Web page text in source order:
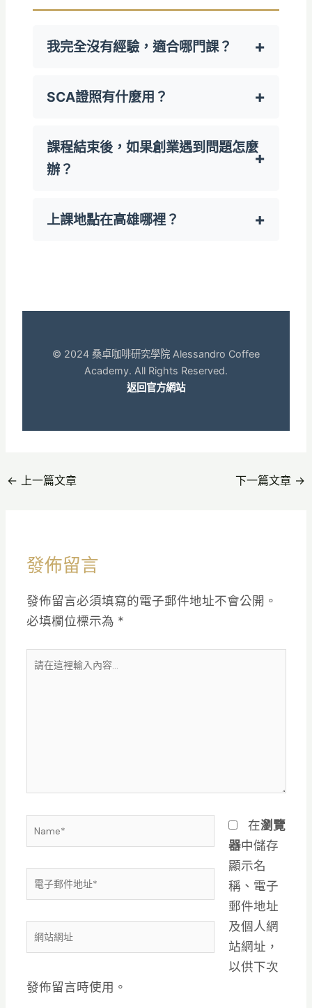
我完全沒有經驗，適合哪門課？
SCA證照有什麼用？
課程結束後，如果創業遇到問題怎麼
辦？
上課地點在高雄哪裡？
© 2024 桑卓咖啡研究學院 Alessandro Coffee
Academy. All Rights Reserved.
返回官方網站
← 上一篇文章 下一篇文章 →
發佈留言
發佈留言必須填寫的電子郵件地址不會公開。
必填欄位標示為 *
在
Name*
電
子
郵
件
址
網
站
址
在瀏覽
器中儲存
顯示名
稱、電子
郵件地址
及個人網
站網址，
以供下次
發佈留言時使用。